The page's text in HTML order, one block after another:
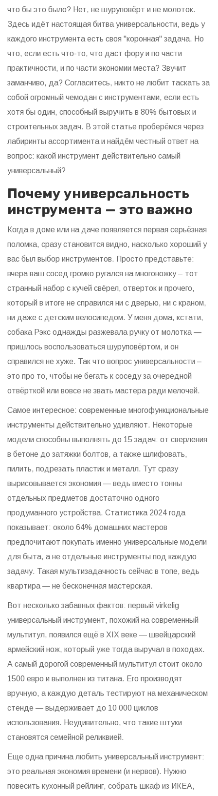
что бы это было? Нет, не шуруповёрт и не молоток.
Здесь идёт настоящая битва универсальности, ведь у
каждого инструмента есть своя "коронная" задача. Но
что, если есть что-то, что даст фору и по части
практичности, и по части экономии места? Звучит
заманчиво, да? Согласитесь, никто не любит таскать за
собой огромный чемодан с инструментами, если есть
хотя бы один, способный выручить в 80% бытовых и
строительных задач. В этой статье проберёмся через
лабиринты ассортимента и найдём честный ответ на
вопрос: какой инструмент действительно самый
универсальный?
Почему универсальность
инструмента — это важно
Когда в доме или на даче появляется первая серьёзная
поломка, сразу становится видно, насколько хороший у
вас был выбор инструментов. Просто представьте:
вчера ваш сосед громко ругался на многоножку – тот
странный набор с кучей свёрел, отверток и прочего,
который в итоге не справился ни с дверью, ни с краном,
ни даже с детским велосипедом. У меня дома, кстати,
собака Рэкс однажды разжевала ручку от молотка —
пришлось воспользоваться шуруповёртом, и он
справился не хуже. Так что вопрос универсальности –
это про то, чтобы не бегать к соседу за очередной
отвёрткой или вовсе не звать мастера ради мелочей.
Самое интересное: современные многофункциональные
инструменты действительно удивляют. Некоторые
модели способны выполнять до 15 задач: от сверления
в бетоне до затяжки болтов, а также шлифовать,
пилить, подрезать пластик и металл. Тут сразу
вырисовывается экономия — ведь вместо тонны
отдельных предметов достаточно одного
продуманного устройства. Статистика 2024 года
показывает: около 64% домашних мастеров
предпочитают покупать именно универсальные модели
для быта, а не отдельные инструменты под каждую
задачу. Такая мультизадачность сейчас в топе, ведь
квартира — не бесконечная мастерская.
Вот несколько забавных фактов: первый virkelig
универсальный инструмент, похожий на современный
мультитул, появился ещё в XIX веке — швейцарский
армейский нож, который уже тогда выручал в походах.
А самый дорогой современный мультитул стоит около
1500 евро и выполнен из титана. Его производят
вручную, а каждую деталь тестируют на механическом
стенде — выдерживает до 10 000 циклов
использования. Неудивительно, что такие штуки
становятся семейной реликвией.
Еще одна причина любить универсальный инструмент:
это реальная экономия времени (и нервов). Нужно
повесить кухонный рейлинг, собрать шкаф из ИКЕА,